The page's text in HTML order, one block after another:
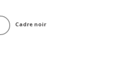
Cadre noir